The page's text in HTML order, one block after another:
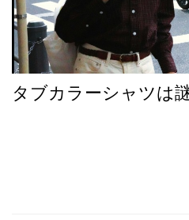
タブカラーシャツは謎